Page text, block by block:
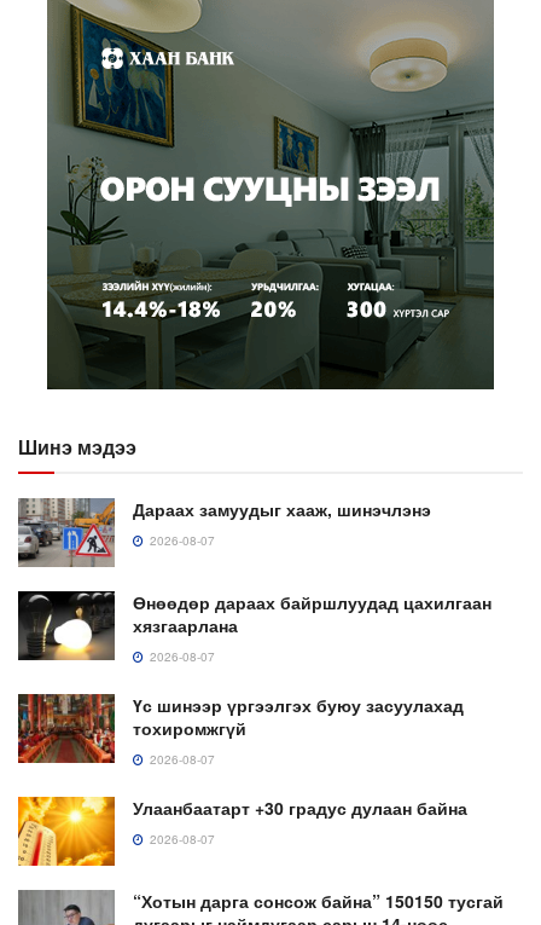
Шинэ мэдээ
Дараах замуудыг хааж, шинэчлэнэ
2026-08-07
Өнөөдөр дараах байршлуудад цахилгаан
хязгаарлана
2026-08-07
Үс шинээр үргээлгэх буюу засуулахад
тохиромжгүй
2026-08-07
Улаанбаатарт +30 градус дулаан байна
2026-08-07
“Хотын дарга сонсож байна” 150150 тусгай